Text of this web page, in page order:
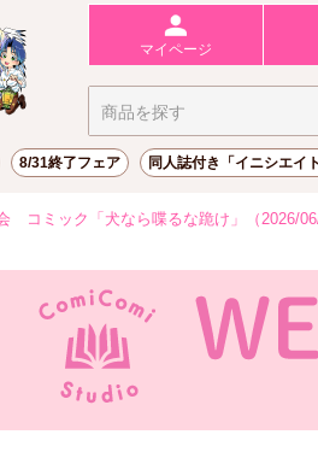
マイページ
8/31終了フェア 同人誌付き「イニシエイト
コミック「犬なら喋るな跪け」（2026/06/